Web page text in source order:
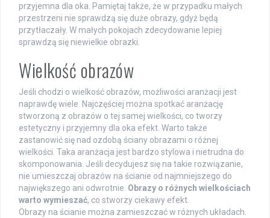
przyjemna dla oka. Pamiętaj także, że w przypadku małych
przestrzeni nie sprawdzą się duże obrazy, gdyż będą
przytłaczały. W małych pokojach zdecydowanie lepiej
sprawdzą się niewielkie obrazki.
Wielkość obrazów
Jeśli chodzi o wielkość obrazów, możliwości aranżacji jest
naprawdę wiele. Najczęściej można spotkać aranżację
stworzoną z obrazów o tej samej wielkości, co tworzy
estetyczny i przyjemny dla oka efekt. Warto także
zastanowić się nad ozdobą ściany obrazami o różnej
wielkości. Taka aranżacja jest bardzo stylowa i nietrudna do
skomponowania. Jeśli decydujesz się na takie rozwiązanie,
nie umieszczaj obrazów na ścianie od najmniejszego do
największego ani odwrotnie. Obrazy o różnych wielkościach
warto wymieszać, co stworzy ciekawy efekt.
Obrazy na ścianie można zamieszczać w różnych układach.